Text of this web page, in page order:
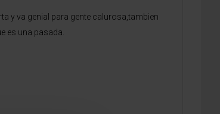
y va genial para gente calurosa,tambien
es una pasada.